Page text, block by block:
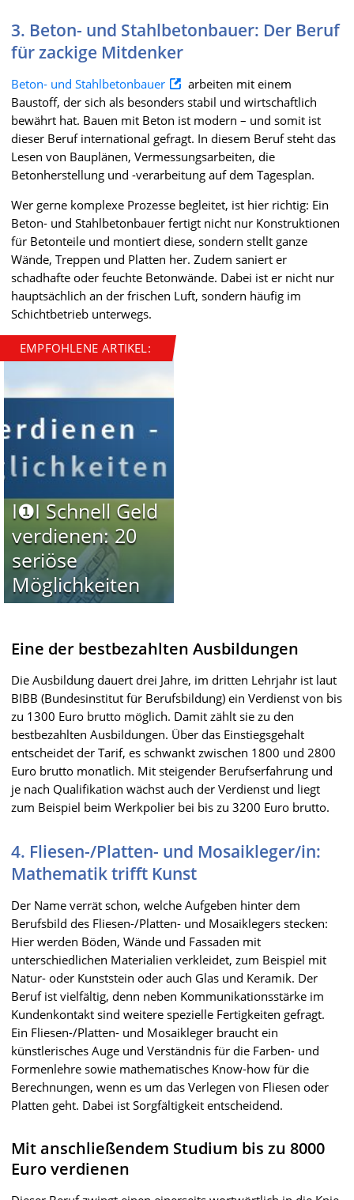
3. Beton- und Stahlbetonbauer: Der Beruf
für zackige Mitdenker
Beton- und Stahlbetonbauer
arbeiten mit einem
Baustoff, der sich als besonders stabil und wirtschaftlich
bewährt hat. Bauen mit Beton ist modern – und somit ist
dieser Beruf international gefragt. In diesem Beruf steht das
Lesen von Bauplänen, Vermessungsarbeiten, die
Betonherstellung und -verarbeitung auf dem Tagesplan.
Wer gerne komplexe Prozesse begleitet, ist hier richtig: Ein
Beton- und Stahlbetonbauer fertigt nicht nur Konstruktionen
für Betonteile und montiert diese, sondern stellt ganze
Wände, Treppen und Platten her. Zudem saniert er
schadhafte oder feuchte Betonwände. Dabei ist er nicht nur
hauptsächlich an der frischen Luft, sondern häufig im
Schichtbetrieb unterwegs.
EMPFOHLENE ARTIKEL:
I❶I Schnell Geld
verdienen: 20
seriöse
Möglichkeiten
Eine der bestbezahlten Ausbildungen
Die Ausbildung dauert drei Jahre, im dritten Lehrjahr ist laut
BIBB (Bundesinstitut für Berufsbildung) ein Verdienst von bis
zu 1300 Euro brutto möglich. Damit zählt sie zu den
bestbezahlten Ausbildungen. Über das Einstiegsgehalt
entscheidet der Tarif, es schwankt zwischen 1800 und 2800
Euro brutto monatlich. Mit steigender Berufserfahrung und
je nach Qualifikation wächst auch der Verdienst und liegt
zum Beispiel beim Werkpolier bei bis zu 3200 Euro brutto.
4. Fliesen-/Platten- und Mosaikleger/in:
Mathematik trifft Kunst
Der Name verrät schon, welche Aufgeben hinter dem
Berufsbild des Fliesen-/Platten- und Mosaiklegers stecken:
Hier werden Böden, Wände und Fassaden mit
unterschiedlichen Materialien verkleidet, zum Beispiel mit
Natur- oder Kunststein oder auch Glas und Keramik. Der
Beruf ist vielfältig, denn neben Kommunikationsstärke im
Kundenkontakt sind weitere spezielle Fertigkeiten gefragt.
Ein Fliesen-/Platten- und Mosaikleger braucht ein
künstlerisches Auge und Verständnis für die Farben- und
Formenlehre sowie mathematisches Know-how für die
Berechnungen, wenn es um das Verlegen von Fliesen oder
Platten geht. Dabei ist Sorgfältigkeit entscheidend.
Mit anschließendem Studium bis zu 8000
Euro verdienen